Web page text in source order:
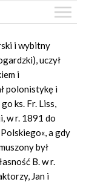
i wybitny
uczył
i
polonistykę i
ks. Fr. Liss,
w r. 1891 do
a gdy
był
B. w r.
Jan i